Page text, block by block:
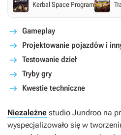
Kerbal Space Program
Gameplay
Projektowanie pojazdów i
Testowanie dzieł
Tryby gry
Kwestie techniczne
Niezależne studio Jundroo na
wyspecjalizowało się w